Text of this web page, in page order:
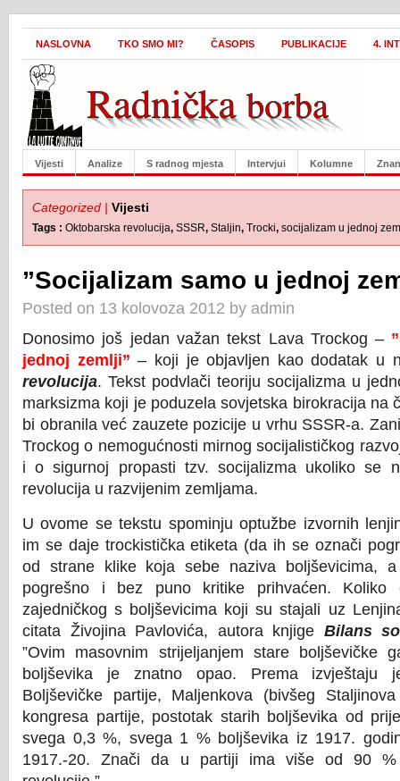
NASLOVNA TKO SMO MI? ČASOPIS PUBLIKACIJE 4.
Vijesti Analize S radnog mjesta Intervjui Kolumne
Categorized | Vijesti
Tags : Oktobarska revolucija, SSSR, Staljin, Trocki, socijalizam u jednoj
”Socijalizam samo u jednoj
Posted on 13 kolovoza 2012 by admin
Donosimo još jedan važan tekst Lava Trockog –
jednoj zemlji”– koji je objavljen kao dodatak u
revolucija. Tekst podvlači teoriju socijalizma u
marksizma koji je poduzela sovjetska birokracija na
bi obranila već zauzete pozicije u vrhu SSSR-a.
Trockog o nemogućnosti mirnog socijalističkog
i o sigurnoj propasti tzv. socijalizma ukoliko se
revolucija u razvijenim zemljama.
U ovome se tekstu spominju optužbe izvornih
im se daje trockistička etiketa (da ih se označi
od strane klike koja sebe naziva boljševicima,
pogrešno i bez puno kritike prihvaćen. Koliko
zajedničkog s boljševicima koji su stajali uz
citata Živojina Pavlovića, autora knjige Bilans
”Ovim masovnim strijeljanjem stare boljševičke
boljševika je znatno opao. Prema izvještaju
Boljševičke partije, Maljenkova (bivšeg
kongresa partije, postotak starih boljševika od
svega 0,3 %, svega 1 % boljševika iz 1917.
1917.-20. Znači da u partiji ima više od 90 %